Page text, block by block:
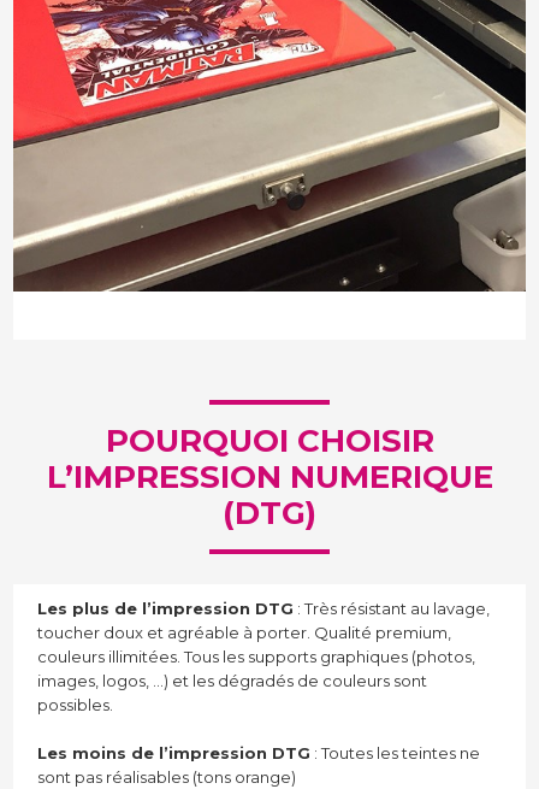
POURQUOI CHOISIR
L’IMPRESSION NUMERIQUE
(DTG)
Les plus de l’impression DTG : Très résistant au lavage,
toucher doux et agréable à porter. Qualité premium,
couleurs illimitées. Tous les supports graphiques (photos,
images, logos, …) et les dégradés de couleurs sont
possibles.
Les moins de l’impression DTG : Toutes les teintes ne
sont pas réalisables (tons orange)